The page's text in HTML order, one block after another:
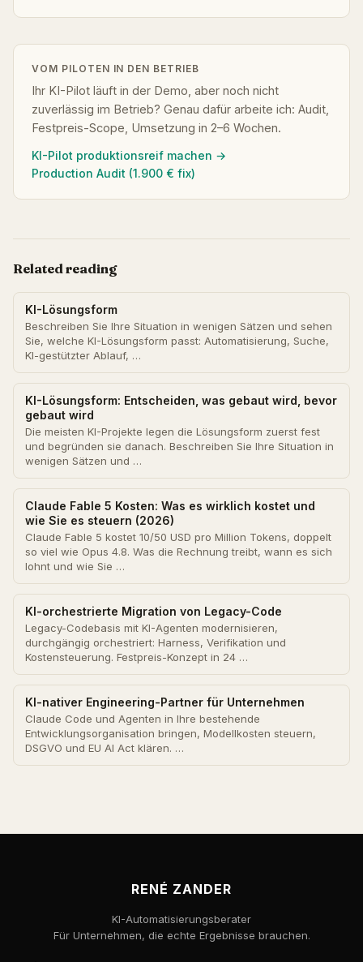
VOM PILOTEN IN DEN BETRIEB
Ihr KI-Pilot läuft in der Demo, aber noch nicht
zuverlässig im Betrieb? Genau dafür arbeite ich: Audit,
Festpreis-Scope, Umsetzung in 2–6 Wochen.
KI-Pilot produktionsreif machen →
Production Audit (1.900 € fix)
Related reading
KI-Lösungsform
Beschreiben Sie Ihre Situation in wenigen Sätzen und sehen
Sie, welche KI-Lösungsform passt: Automatisierung, Suche,
KI-gestützter Ablauf, …
KI-Lösungsform: Entscheiden, was gebaut wird, bevor
gebaut wird
Die meisten KI-Projekte legen die Lösungsform zuerst fest
und begründen sie danach. Beschreiben Sie Ihre Situation in
wenigen Sätzen und …
Claude Fable 5 Kosten: Was es wirklich kostet und
wie Sie es steuern (2026)
Claude Fable 5 kostet 10/50 USD pro Million Tokens, doppelt
so viel wie Opus 4.8. Was die Rechnung treibt, wann es sich
lohnt und wie Sie …
KI-orchestrierte Migration von Legacy-Code
Legacy-Codebasis mit KI-Agenten modernisieren,
durchgängig orchestriert: Harness, Verifikation und
Kostensteuerung. Festpreis-Konzept in 24 …
KI-nativer Engineering-Partner für Unternehmen
Claude Code und Agenten in Ihre bestehende
Entwicklungsorganisation bringen, Modellkosten steuern,
DSGVO und EU AI Act klären. …
RENÉ ZANDER
KI-Automatisierungsberater
Für Unternehmen, die echte Ergebnisse brauchen.